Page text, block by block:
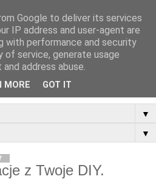
▼
▼
z Twoje DIY.
Google to deliver its services
IP address and user-agent are
with performance and security
service, generate usage
address abuse.
MORE GOT IT